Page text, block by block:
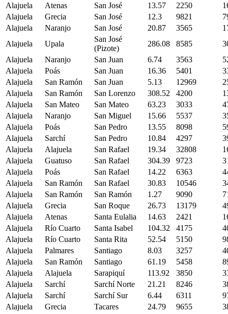
Alajuela
Atenas San José 13.57 2250
Alajuela
Grecia San José 12.3 9821
Alajuela
Naranjo San José 20.87 3565
Alajuela
Upala
San José
(Pizote)
286.08 8585
Alajuela
Naranjo San Juan 6.74 3563
Alajuela
Poás San Juan 16.36 5401
Alajuela
San Ramón San Juan 5.13 12969
Alajuela
San Ramón San Lorenzo 308.52 4200
Alajuela
San Mateo San Mateo 63.23 3033
Alajuela
Naranjo San Miguel 15.66 5537
Alajuela
Poás San Pedro 13.55 8098
Alajuela
Sarchí San Pedro 10.84 4297
Alajuela
Alajuela San Rafael 19.34 32808
Alajuela
Guatuso San Rafael 304.39 9723
Alajuela
Poás San Rafael 14.22 6363
Alajuela
San Ramón San Rafael 30.83 10546
Alajuela
San Ramón San Ramón 1.27 9090
Alajuela
Grecia San Roque 26.73 13179
Alajuela
Atenas Santa Eulalia 14.63 2421
Alajuela
Río Cuarto Santa Isabel 104.32 4175
Alajuela
Río Cuarto Santa Rita 52.54 5150
Alajuela
Palmares Santiago 8.03 3257
Alajuela
San Ramón Santiago 61.19 5458
Alajuela
Alajuela Sarapiquí 113.92 3850
Alajuela
Sarchí Sarchí Norte 21.21 8246
Alajuela
Sarchí Sarchí Sur 6.44 6311
Alajuela
Grecia Tacares 24.79 9655